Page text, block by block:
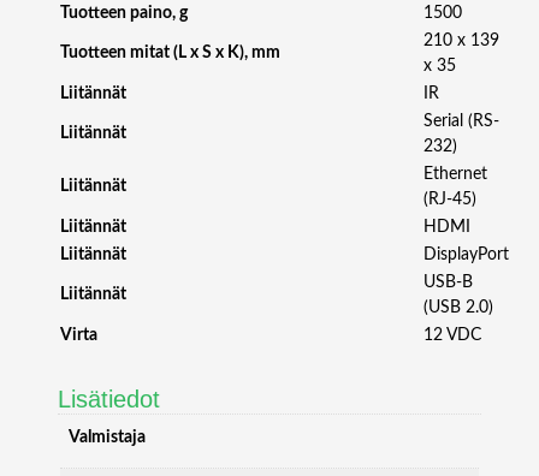
I
Tuotteen paino, g 1500
Tuotteen mitat (L x S x K), mm
210 x 139
x 35
Liitännät
IR
Liitännät
Serial (RS-
232)
Liitännät
Ethernet
(RJ-45)
Liitännät
HDMI
Liitännät
DisplayPort
Liitännät
USB-B
(USB 2.0)
Virta
12 VDC
Lisätiedot
Valmistaja